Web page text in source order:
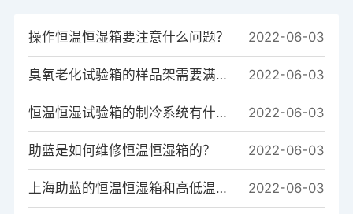
操作恒温恒湿箱要注意什么问题？ 2022-06-03
臭氧老化试验箱的样品架需要满足哪些条件? 2022-06-03
恒温恒湿试验箱的制冷系统有什么作用？ 2022-06-03
助蓝是如何维修恒温恒湿箱的？ 2022-06-03
上海助蓝的恒温恒湿箱和高低温箱的系统区别是什么？ 2022-06-03